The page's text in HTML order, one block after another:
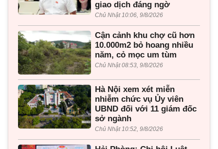
giao dịch đáng ngờ
Chủ Nhật 10:06, 9/8/2026
Cận cảnh khu chợ cũ hơn
10.000m2 bỏ hoang nhiều
năm, cỏ mọc um tùm
Chủ Nhật 08:53, 9/8/2026
Hà Nội xem xét miễn
nhiễm chức vụ Ủy viên
UBND đối với 11 giám đốc
sở ngành
Chủ Nhật 10:52, 9/8/2026